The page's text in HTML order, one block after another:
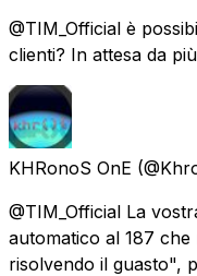
@TIM_Official è
clienti? In attesa da
KHRonoS OnE
@TIM_Official La
automatico al 187
risolvendo il guasto",